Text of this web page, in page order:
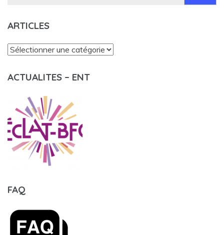
ARTICLES
Articles
ACTUALITES – ENT
FAQ